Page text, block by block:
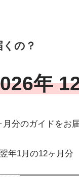
の？
年
分のガイドをお
年1月の12ヶ月分